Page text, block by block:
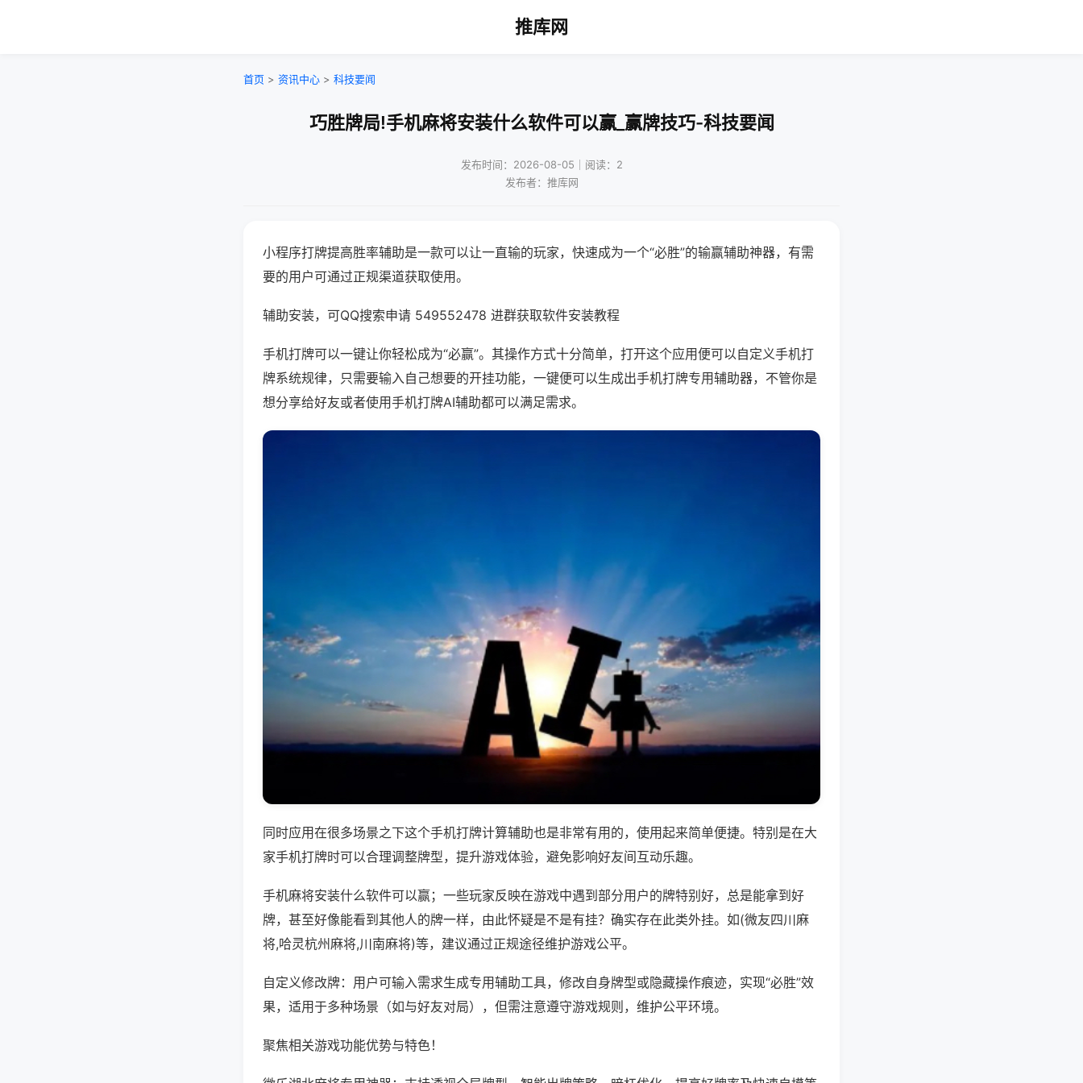
推库网
首页 > 资讯中心 > 科技要闻
巧胜牌局!手机麻将安装什么软件可以赢_赢牌技巧-科技要闻
发布时间：2026-08-05｜阅读：2
发布者：推库网
小程序打牌提高胜率辅助是一款可以让一直输的玩家，快速成为一个“必胜”的输赢辅助神器，有需
要的用户可通过正规渠道获取使用。
辅助安装，可QQ搜索申请 549552478 进群获取软件安装教程
手机打牌可以一键让你轻松成为“必赢”。其操作方式十分简单，打开这个应用便可以自定义手机打
牌系统规律，只需要输入自己想要的开挂功能，一键便可以生成出手机打牌专用辅助器，不管你是
想分享给好友或者使用手机打牌AI辅助都可以满足需求。
同时应用在很多场景之下这个手机打牌计算辅助也是非常有用的，使用起来简单便捷。特别是在大
家手机打牌时可以合理调整牌型，提升游戏体验，避免影响好友间互动乐趣。
手机麻将安装什么软件可以赢；一些玩家反映在游戏中遇到部分用户的牌特别好，总是能拿到好
牌，甚至好像能看到其他人的牌一样，由此怀疑是不是有挂？确实存在此类外挂。如(微友四川麻
将,哈灵杭州麻将,川南麻将)等，建议通过正规途径维护游戏公平。
自定义修改牌：用户可输入需求生成专用辅助工具，修改自身牌型或隐藏操作痕迹，实现“必胜”效
果，适用于多种场景（如与好友对局），但需注意遵守游戏规则，维护公平环境。
聚焦相关游戏功能优势与特色！